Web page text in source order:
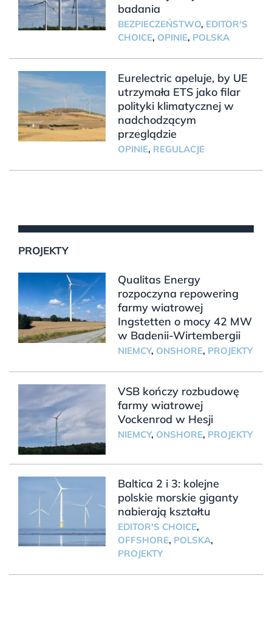
badania
BEZPIECZEŃSTWO, EDITOR'S
CHOICE, OPINIE, POLSKA
Eurelectric apeluje, by UE
utrzymała ETS jako filar
polityki klimatycznej w
nadchodzącym
przeglądzie
OPINIE, REGULACJE
PROJEKTY
Qualitas Energy
rozpoczyna repowering
farmy wiatrowej
Ingstetten o mocy 42 MW
w Badenii-Wirtembergii
NIEMCY, ONSHORE, PROJEKTY
VSB kończy rozbudowę
farmy wiatrowej
Vockenrod w Hesji
NIEMCY, ONSHORE, PROJEKTY
Baltica 2 i 3: kolejne
polskie morskie giganty
nabierają kształtu
EDITOR'S CHOICE,
OFFSHORE, POLSKA,
PROJEKTY